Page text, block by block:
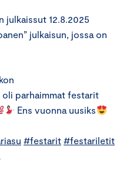
julkaissut 12.8.2025
julkaisun, jossa on
oli parhaimmat festarit
Ens vuonna uusiks
#festarit #festariletit